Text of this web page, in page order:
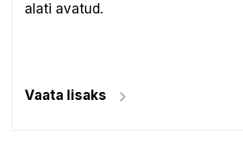
alati avatud.
Vaata lisaks